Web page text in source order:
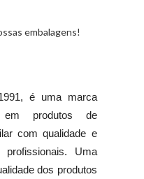
embalagens!
é uma marca
em produtos de
com qualidade e
profissionais. Uma
dos produtos